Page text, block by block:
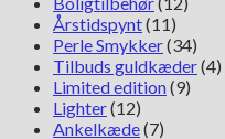
Årstidspynt(11)
Perle Smykker(34)
Tilbuds guldkæder(4)
Limited edition(9)
Lighter(12)
Ankelkæde(7)